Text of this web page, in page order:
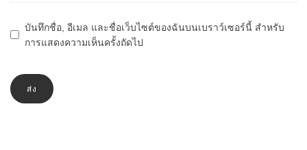
บันทึกชื่อ, อีเมล และชื่อเว็บไซต์ของฉันบนเบราว์เซอร์นี้ สำหรับ
การแสดงความเห็นครั้งถัดไป